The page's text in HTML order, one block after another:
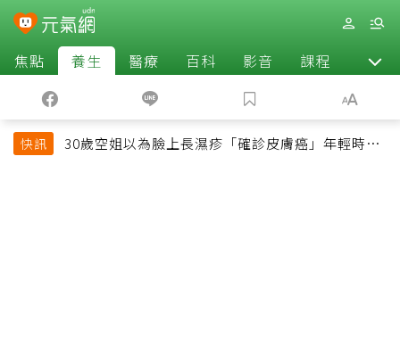
焦點 養生 醫療 百科 影音 課程 退休
快訊
30歲空姐以為臉上長濕疹「確診皮膚癌」年輕時一